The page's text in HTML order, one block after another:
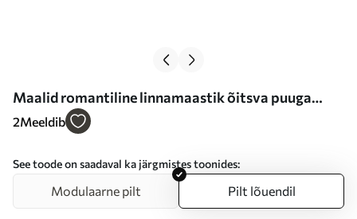
Maalid romantiline linnamaastik õitsva puuga
õlimaalistiilis Nr s47126
2Meeldib
See toode on saadaval ka järgmistes toonides:
Modulaarne pilt Pilt lõuendil